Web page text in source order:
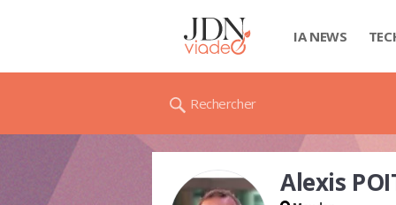
IA NEWS
Rechercher
Alexis